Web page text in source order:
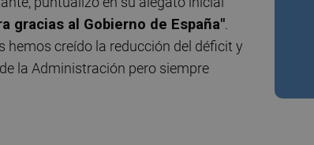
gracias al Gobierno de España".
hemos creído la reducción del déficit y
la Administración pero siempre